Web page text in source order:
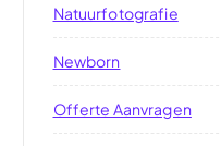
Natuurfotografie
Newborn
Offerte Aanvragen